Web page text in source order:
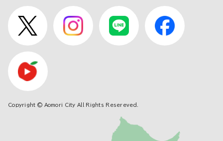
Copyright © Aomori City All Rights Resereved.